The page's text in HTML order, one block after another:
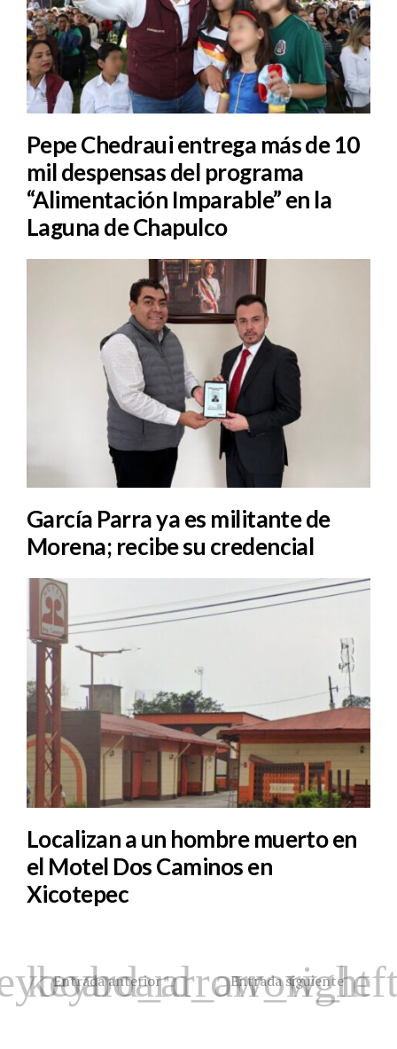
Pepe Chedraui entrega más de 10
mil despensas del programa
“Alimentación Imparable” en la
Laguna de Chapulco
García Parra ya es militante de
Morena; recibe su credencial
Localizan a un hombre muerto en
el Motel Dos Caminos en
Xicotepec
Entrada anterior Entrada siguiente